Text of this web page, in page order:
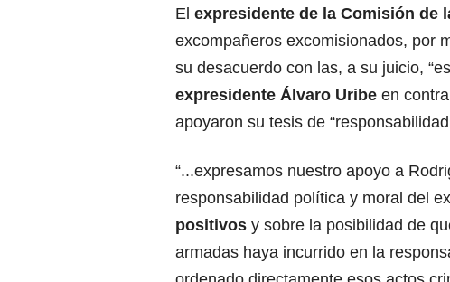
El expresidente de la Comisión de
excompañeros excomisionados, por
su desacuerdo con las, a su juicio,
expresidente Álvaro Uribe en
apoyaron su tesis de
“...expresamos nuestro apoyo a
responsabilidad política y moral del
positivos y sobre la posibilidad de
armadas haya incurrido en la